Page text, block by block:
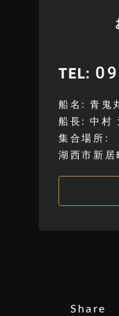
TEL
船名
青鬼
船長
中村
集合場所
湖西市新
Share